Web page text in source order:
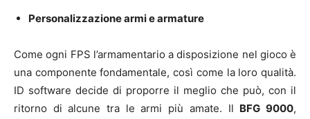
Personalizzazione armi e armature
Come ogni FPS l’armamentario a disposizione nel gioco è
una componente fondamentale, così come la loro qualità.
ID software decide di proporre il meglio che può, con il
ritorno di alcune tra le armi più amate. Il BFG 9000,